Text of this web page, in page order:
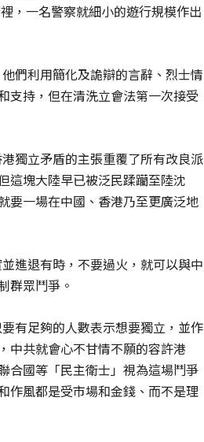
，一名警察就細小的遊行規模作出
們利用簡化及詭辯的言辭、烈士情
支持，但在清洗立會法第一次接受
獨立矛盾的主張重覆了所有改良派
塊大陸早已被泛民蹂躪至陸沈
要一場在中國、香港乃至更廣泛地
進退有時，不要過火，就可以與中
群眾鬥爭。
有足夠的人數表示想要獨立，並作
中共就會心不甘情不願的容許港
合國等「民主衛士」視為這場鬥爭
作風都是受市場和金錢、而不是理